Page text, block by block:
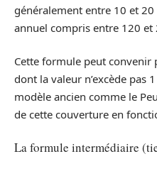
généralement entre 10 et
annuel compris entre 120 et
Cette formule peut convenir
dont la valeur n’excède pas
modèle ancien comme le
de cette couverture en
La formule intermédiaire